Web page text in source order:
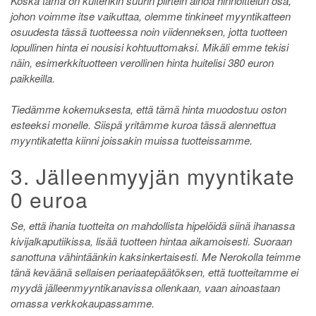
johon voimme itse vaikuttaa, olemme tinkineet myyntikatteen
osuudesta tässä tuotteessa noin viidenneksen, jotta tuotteen
lopullinen hinta ei nousisi kohtuuttomaksi. Mikäli emme tekisi
näin, esimerkkituotteen verollinen hinta huitelisi 380 euron
paikkeilla.
Tiedämme kokemuksesta, että tämä hinta muodostuu oston
esteeksi monelle. Siispä yritämme kuroa tässä alennettua
myyntikatetta kiinni joissakin muissa tuotteissamme.
3. Jälleenmyyjän myyntikate
0 euroa
Se, että ihania tuotteita on mahdollista hipelöidä siinä ihanassa
kivijalkaputiikissa, lisää tuotteen hintaa aikamoisesti. Suoraan
sanottuna vähintäänkin kaksinkertaisesti. Me Nerokolla teimme
tänä keväänä sellaisen periaatepäätöksen, että tuotteitamme ei
myydä jälleenmyyntikanavissa ollenkaan, vaan ainoastaan
omassa verkkokaupassamme.